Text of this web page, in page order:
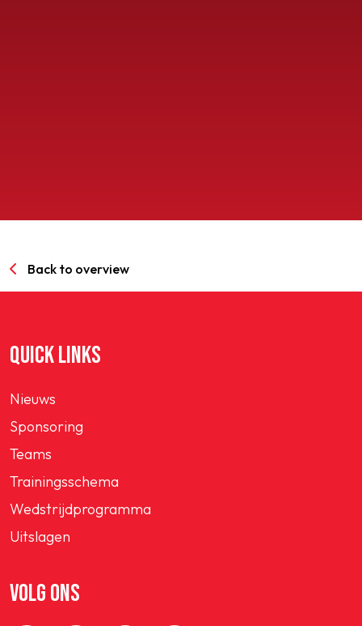
Back to overview
QUICK LINKS
Nieuws
Sponsoring
Teams
Trainingsschema
Wedstrijdprogramma
Uitslagen
VOLG ONS